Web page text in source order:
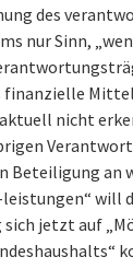
des
nur Sinn,
finanzielle
nicht
Beteiligung an
will
sich jetzt auf